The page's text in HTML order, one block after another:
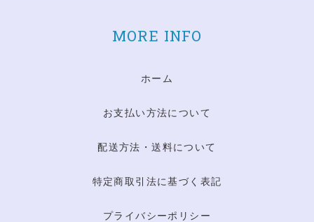
MORE INFO
ホーム
お支払い方法について
配送方法・送料について
特定商取引法に基づく表記
プライバシーポリシー